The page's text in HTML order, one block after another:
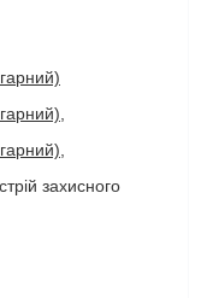
захисного